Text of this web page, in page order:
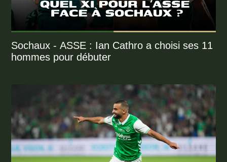
Sochaux - ASSE : Ian Cathro a choisi ses 11
hommes pour débuter